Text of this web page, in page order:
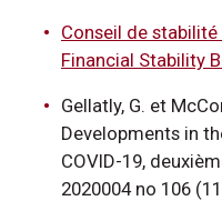
Conseil de
Financial Stability
Gellatly, G. et
Developments in
COVID-19,
2020004 no 106